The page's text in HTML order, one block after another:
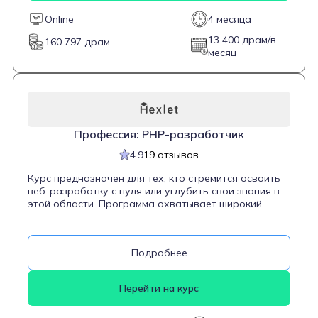
Online
4 месяца
160 797 драм
13 400 драм/в
месяц
Профессия: PHP-разработчик
4.919 отзывов
Курс предназначен для тех, кто стремится освоить
веб-разработку с нуля или углубить свои знания в
этой области. Программа охватывает широкий
страниц. Далее студенты изучают язык PHP, его
синтаксис и особенности, а также работу с базами
данных через SQL. Особое внимание уделяется
разработку и автоматизировать рутинные задачи.
Курс включает четыре практических проекта,
Подробнее
Перейти на курс